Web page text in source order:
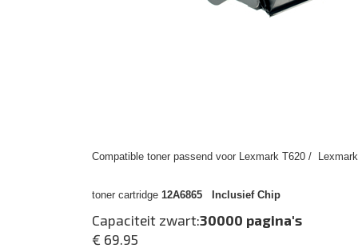
Compatible toner passend voor Lexmark T620 /
toner cartridge 12A6865 Inclusief Chip
Capaciteit zwart:30000 pagina's
€ 69.95